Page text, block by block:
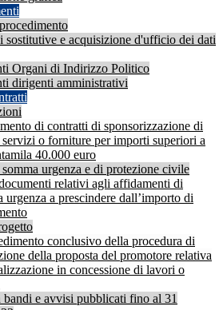
sostitutive e acquisizione d'ufficio dei dati
Organi di Indirizzo Politico
dirigenti amministrativi
di contratti di sponsorizzazione di
o forniture per importi superiori a
40.000 euro
urgenza e di protezione civile
relativi agli affidamenti di
urgenza a prescindere dall’importo di
conclusivo della procedura di
della proposta del promotore relativa
in concessione di lavori o
bandi e avvisi pubblicati fino al 31